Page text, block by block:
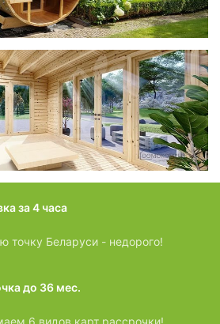
домики
за 4 часа
точку Беларуси - недорого!
до 36 мес.
6 видов карт рассрочки!